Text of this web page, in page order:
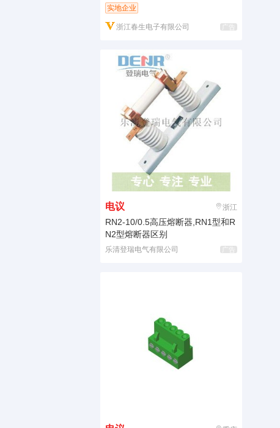
实地企业
浙江春生电子有限公司 广告
电议 浙江
RN2-10/0.5高压熔断器,RN1型和R
N2型熔断器区别
乐清登瑞电气有限公司 广告